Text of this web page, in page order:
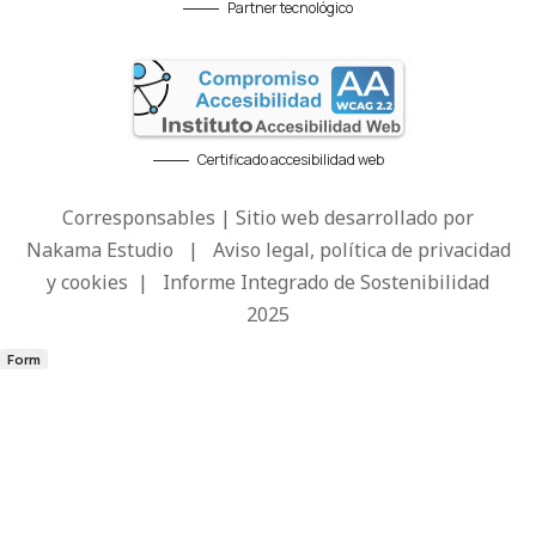
Partner tecnológico
Certificado accesibilidad web
Corresponsables | Sitio web desarrollado por
Nakama Estudio | Aviso legal, política de privacidad
y cookies | Informe Integrado de Sostenibilidad
2025
Form